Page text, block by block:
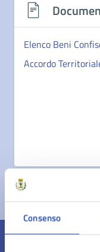
Consenso
Elenco Beni
Accordo